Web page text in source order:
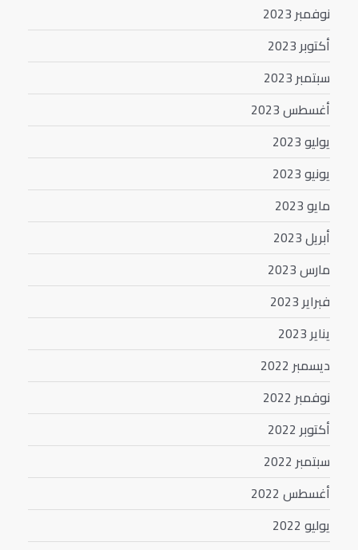
نوفمبر 2023
أكتوبر 2023
سبتمبر 2023
أغسطس 2023
يوليو 2023
يونيو 2023
مايو 2023
أبريل 2023
مارس 2023
فبراير 2023
يناير 2023
ديسمبر 2022
نوفمبر 2022
أكتوبر 2022
سبتمبر 2022
أغسطس 2022
يوليو 2022